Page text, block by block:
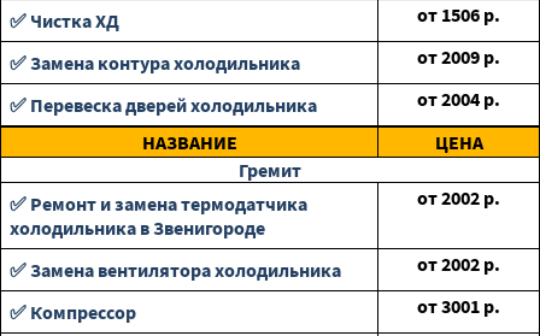
✅ Чистка ХД
от 1506 р.
✅ Замена контура холодильника
от2009 р.
✅ Перевеска дверей холодильника
от2004 р.
НАЗВАНИЕ
ЦЕНА
Гремит
✅ Ремонт и замена термодатчика
холодильника в Звенигороде
от2002 р.
✅ Замена вентилятора холодильника от2002 р.
✅ Компрессор
от3001 р.